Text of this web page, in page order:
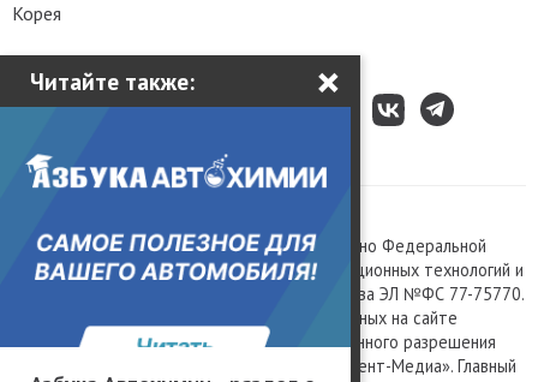
Читайте также: ×
Корея
Сетевое издание «Kolesa.ru», зарегистрировано Федеральной
службой по надзору в сфере связи, информационных технологий и
массовых коммуникаций, номер свидетельства ЭЛ №ФС 77-75770.
Любое использование материалов, размещенных на сайте
www.kolesa.ru, допускается только с письменного разрешения
правообладателя. Учредитель ООО «Президент-Медиа». Главный